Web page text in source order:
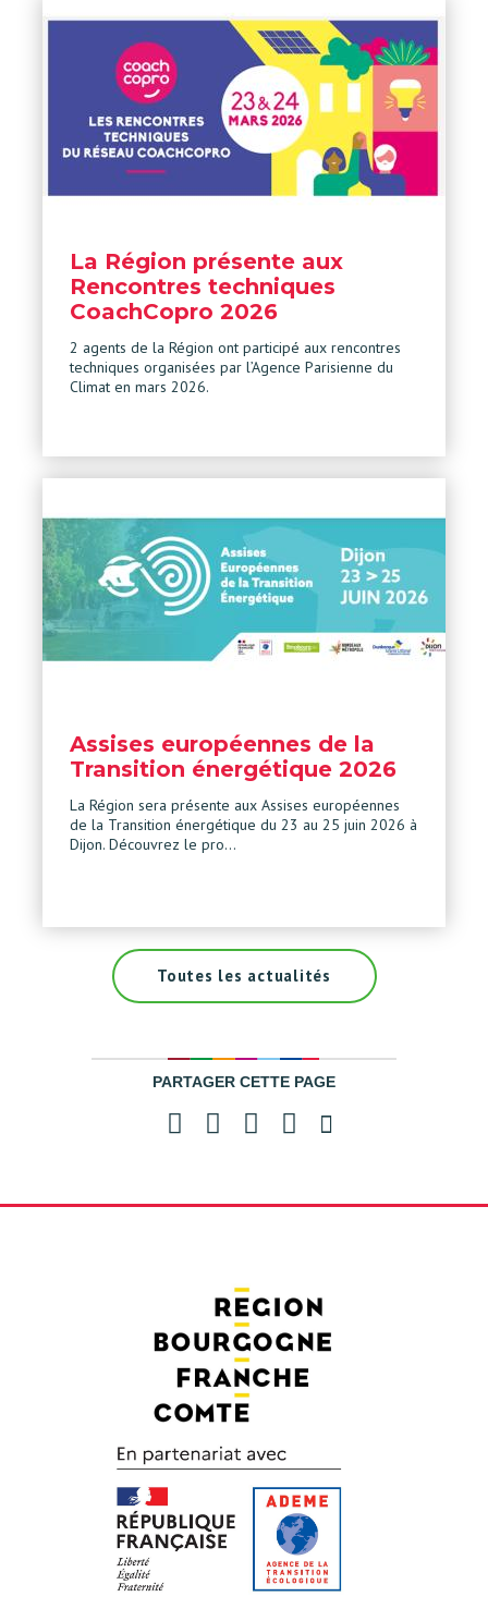
La Région présente aux
Rencontres techniques
CoachCopro 2026
2 agents de la Région ont participé aux rencontres
techniques organisées par l’Agence Parisienne du
Climat en mars 2026.
Assises européennes de la
Transition énergétique 2026
La Région sera présente aux Assises européennes
de la Transition énergétique du 23 au 25 juin 2026 à
Dijon. Découvrez le pro…
Toutes les actualités
PARTAGER CETTE PAGE